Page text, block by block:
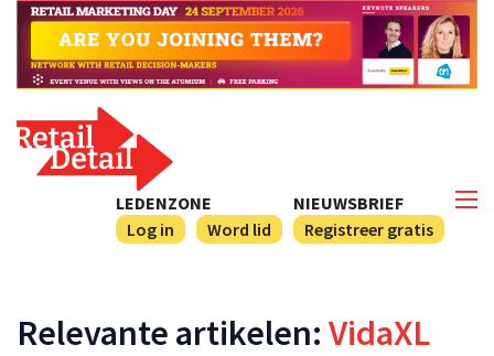
NIEUWSBRIEF
Registreer gratis
LEDENZONE
Log in
Word lid
Relevante artikelen: VidaXL